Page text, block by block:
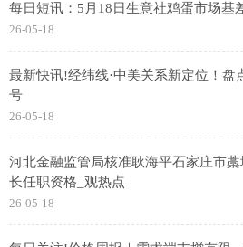
每日短讯：5月18日生意社鸡蛋市场基
26-05-18
最新快讯!经纬线·中美关系新定位！盘
号
26-05-18
河北金融监管局核准耿海平石家庄市
长任职资格_观热点
26-05-18